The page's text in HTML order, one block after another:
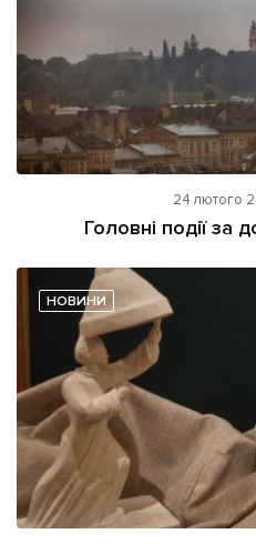
24 лютого
Головні події за
НОВИНИ